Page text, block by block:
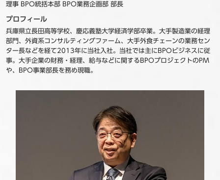
理事 BPO統括本部 BPO業務企画部 部長
プロフィール
兵庫県立長田高等学校、慶応義塾大学経済学部卒業。大手製造業の経理
部門、外資系コンサルティングファーム、大手外食チェーンの業務セン
ター長などを経て2013年に当社入社。当社では主にBPOビジネスに従
事。大手企業の財務・経理、給与などに関するBPOプロジェクトのPM
や、BPO事業部長を務め現職。